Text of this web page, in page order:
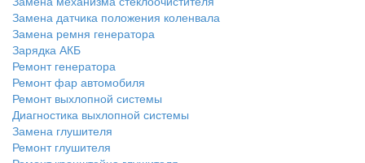
Замена датчика положения коленвала
Замена ремня генератора
Зарядка АКБ
Ремонт генератора
Ремонт фар автомобиля
Ремонт выхлопной системы
Диагностика выхлопной системы
Замена глушителя
Ремонт глушителя